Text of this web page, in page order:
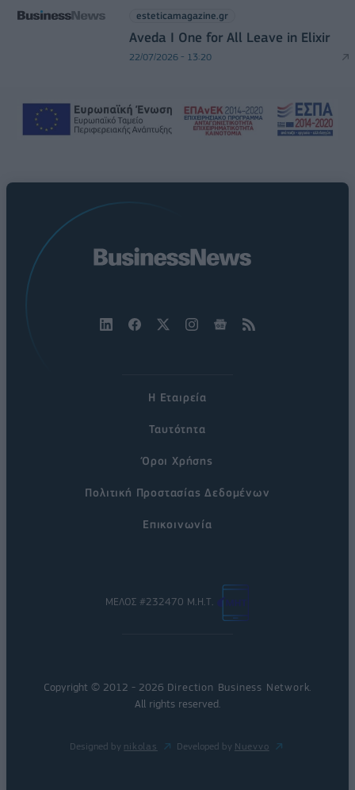
esteticamagazine.gr
Aveda I One for All Leave in Elixir
22/07/2026 - 13:20
Η Εταιρεία
Ταυτότητα
Όροι Χρήσης
Πολιτική Προστασίας Δεδομένων
Επικοινωνία
ΜΕΛΟΣ #232470 Μ.Η.Τ.
Copyright © 2012 - 2026 Direction Business Network.
All rights reserved.
Designed by nikolas Developed by Nuevvo